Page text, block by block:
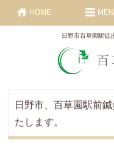
日野市百草園駅徒
HOME
日野市、百草園駅前
たします。